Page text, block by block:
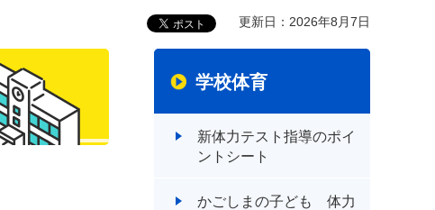
更新日：2026年8月7日
学校体育
新体力テスト指導のポイ
ントシート
かごしまの子ども 体力